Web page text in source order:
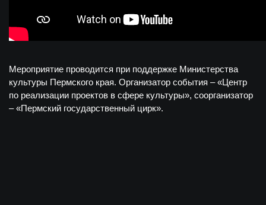
Мероприятие проводится при поддержке Министерства
культуры Пермского края. Организатор события – «Центр
по реализации проектов в сфере культуры», соорганизатор
– «Пермский государственный цирк».